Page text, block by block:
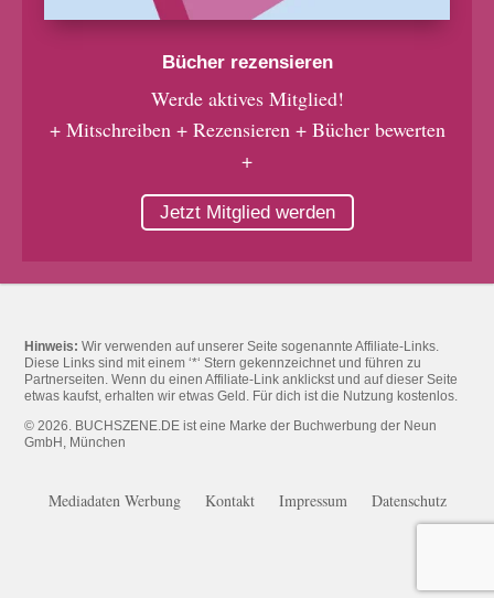
Bücher rezensieren
Werde aktives Mitglied!
+ Mitschreiben + Rezensieren + Bücher bewerten
+
Jetzt Mitglied werden
Hinweis: Wir verwenden auf unserer Seite sogenannte Affiliate-Links.
Diese Links sind mit einem ‘*‘ Stern gekennzeichnet und führen zu
Partnerseiten. Wenn du einen Affiliate-Link anklickst und auf dieser Seite
etwas kaufst, erhalten wir etwas Geld. Für dich ist die Nutzung kostenlos.
© 2026. BUCHSZENE.DE ist eine Marke der Buchwerbung der Neun
GmbH, München
Mediadaten Werbung Kontakt Impressum Datenschutz